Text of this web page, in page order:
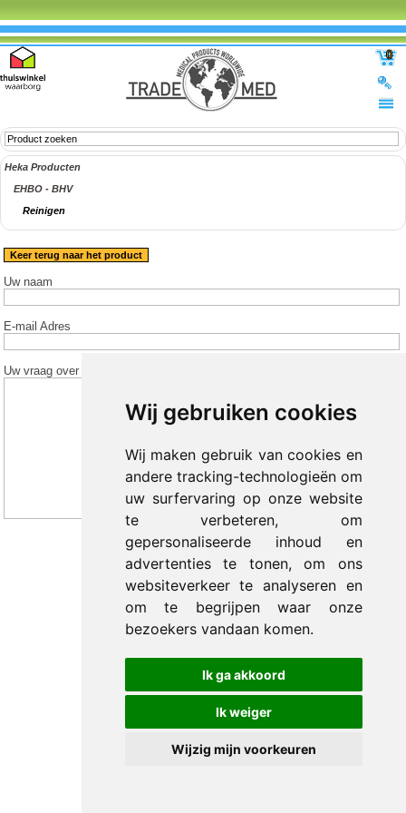
Wij gebruiken cookies
Wij maken gebruik van cookies en
andere tracking-technologieën om
uw surfervaring op onze website
te verbeteren, om
gepersonaliseerde inhoud en
advertenties te tonen, om ons
websiteverkeer te analyseren en
om te begrijpen waar onze
bezoekers vandaan komen.
Ik ga akkoord
Ik weiger
Wijzig mijn voorkeuren
0
Heka Producten
EHBO - BHV
Reinigen
Keer terug naar het product
Uw naam
E-mail Adres
Uw vraag over het product
© 2012-2026 Trade Med B.V. -by Selious B.V.